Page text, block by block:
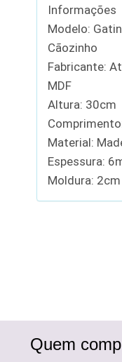
Informações
Modelo:
Cãozinho
Fabricante:
MDF
Altura: 30cm
Material:
Espessura:
Moldura: 2cm
Quem